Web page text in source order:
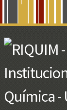
Main
Content